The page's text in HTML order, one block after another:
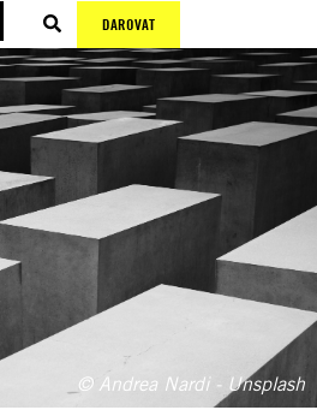
DAROVAT
© Andrea Nardi - Unsplash